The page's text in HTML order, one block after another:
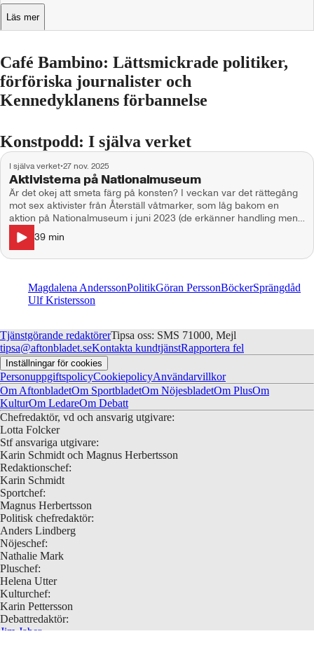
Läs mer
Café Bambino: Lättsmickrade politiker,
förföriska journalister och
Kennedyklanens förbannelse
Konstpodd: I själva verket
I själva verket•27 nov. 2025
Aktivisterna på Nationalmuseum
Är det okej att smeta färg på konsten? I veckan var det rättegång
mot sex aktivister från Återställ våtmarker, som låg bakom en
aktion på Nationalmuseum i juni 2023 (de erkänner handling men
inte brott). Kanske är allt motstånd rätt när det gäller att rädda
klimatet. Men varför just en målning av Monet? Nationalmuseums
krav på ersättning är skyhögt och vi frågar oss varför. Skyhög är
Kahlos målning El Sueño (la cama). Vi rör oss också från en trist
och kanonsäkrad porträttutställning på Nationalmuseum vidare till
”Reading James Baldwin” på Skånes konstförening i Malmö. Där
Marlon Riggs.
39 min
Magdalena AnderssonPolitikGöran PerssonBöckerSprängdåd
Ulf Kristersson
Tjänstgörande redaktörerTipsa oss: SMS 71000, Mejl
tipsa@aftonbladet.seKontakta kundtjänstRapportera fel
Inställningar för cookies
PersonuppgiftspolicyCookiepolicyAnvändarvillkor
Om AftonbladetOm SportbladetOm NöjesbladetOm PlusOm
KulturOm LedareOm Debatt
Chefredaktör, vd och ansvarig utgivare:
Lotta Folcker
Stf ansvariga utgivare:
Karin Schmidt och Magnus Herbertsson
Redaktionschef:
Karin Schmidt
Sportchef:
Magnus Herbertsson
Politisk chefredaktör:
Anders Lindberg
Nöjeschef:
Nathalie Mark
Pluschef:
Helena Utter
Kulturchef:
Karin Pettersson
Debattredaktör:
Jim Jaber